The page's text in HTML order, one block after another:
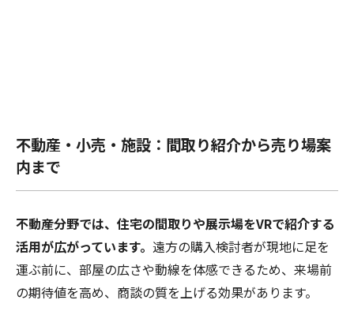
不動産・小売・施設：間取り紹介から売り場案
内まで
不動産分野では、住宅の間取りや展示場をVRで紹介する
活用が広がっています。 遠方の購入検討者が現地に足を
運ぶ前に、部屋の広さや動線を体感できるため、来場前
の期待値を高め、商談の質を上げる効果があります。